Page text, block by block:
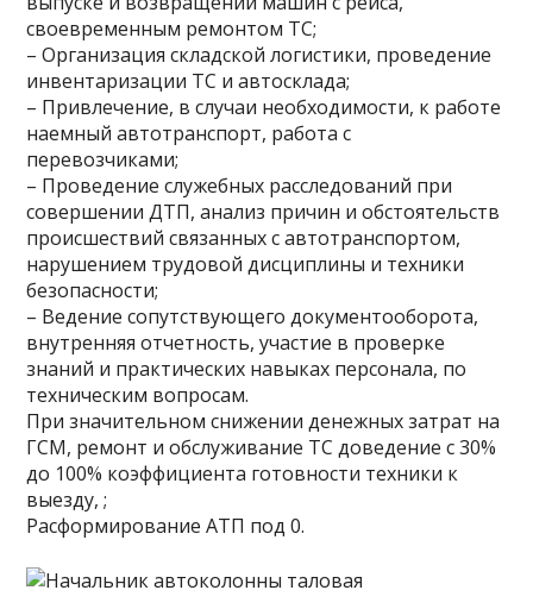
своевременным ремонтом ТС;
– Организация складской логистики, проведение
инвентаризации ТС и автосклада;
– Привлечение, в случаи необходимости, к работе
наемный автотранспорт, работа с
перевозчиками;
– Проведение служебных расследований при
совершении ДТП, анализ причин и обстоятельств
происшествий связанных с автотранспортом,
нарушением трудовой дисциплины и техники
безопасности;
– Ведение сопутствующего документооборота,
внутренняя отчетность, участие в проверке
знаний и практических навыках персонала, по
техническим вопросам.
При значительном снижении денежных затрат на
ГСМ, ремонт и обслуживание ТС доведение с 30%
до 100% коэффициента готовности техники к
выезду, ;
Расформирование АТП под 0.